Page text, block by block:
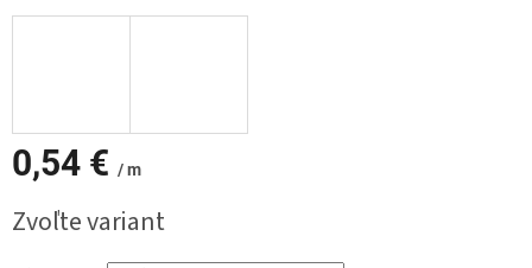
0,54 € / m
cena:
Zvoľte variant